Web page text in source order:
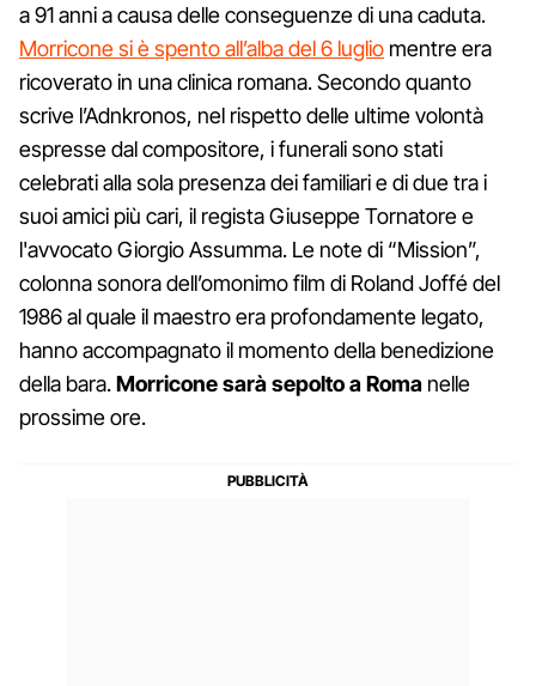
a 91 anni a causa delle conseguenze di una caduta.
Morricone si è spento all’alba del 6 luglio mentre era
ricoverato in una clinica romana. Secondo quanto
scrive l’Adnkronos, nel rispetto delle ultime volontà
espresse dal compositore, i funerali sono stati
celebrati alla sola presenza dei familiari e di due tra i
suoi amici più cari, il regista Giuseppe Tornatore e
l'avvocato Giorgio Assumma. Le note di “Mission”,
colonna sonora dell’omonimo film di Roland Joffé del
1986 al quale il maestro era profondamente legato,
hanno accompagnato il momento della benedizione
della bara.Morricone sarà sepolto a Roma nelle
prossime ore.